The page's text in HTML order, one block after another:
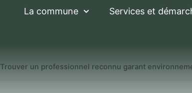
La commune Services et
Trouver un professionnel reconnu garant